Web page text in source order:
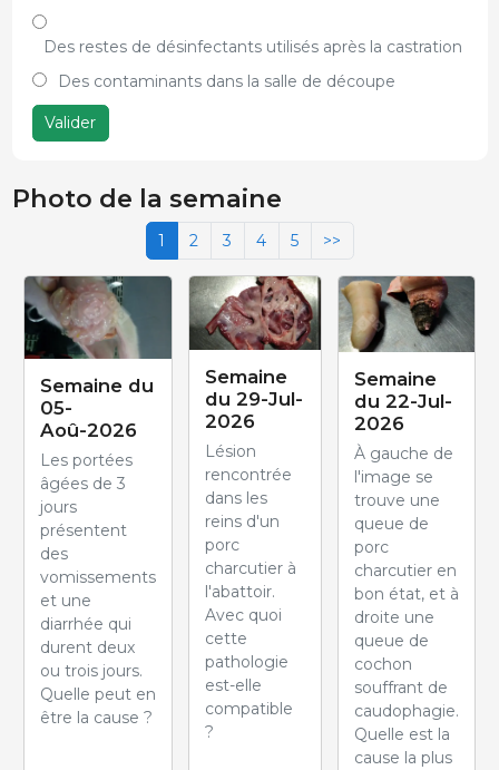
Des restes de désinfectants utilisés après la castration
Des contaminants dans la salle de découpe
Valider
Photo de la semaine
1 2 3 4 5 >>
Semaine du
05-
Aoû-2026
Les portées
âgées de 3
jours
présentent
des
vomissements
et une
diarrhée qui
durent deux
ou trois jours.
Quelle peut en
être la cause ?
Semaine
du 29-Jul-
2026
Lésion
rencontrée
dans les
reins d'un
porc
charcutier à
l'abattoir.
Avec quoi
cette
pathologie
est-elle
compatible
?
Semaine
du 22-Jul-
2026
À gauche de
l'image se
trouve une
queue de
porc
charcutier en
bon état, et à
droite une
queue de
cochon
souffrant de
caudophagie.
Quelle est la
cause la plus